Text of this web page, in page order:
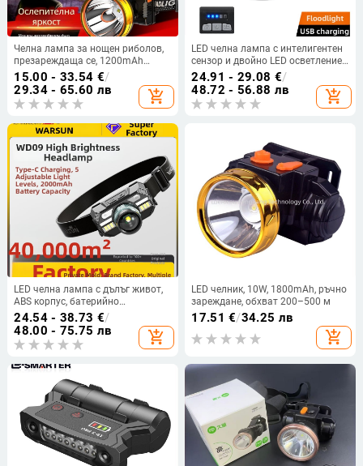
Челна лампа за нощен риболов,
презареждаща се, 1200mAh
батерия, LED мощност 10W,
алуминиев корпус, обхват 200–
500 m
15.00 - 33.54 €/
29.34 - 65.60 лв
add_shopping_cart
LED челна лампа с интелигентен
сензор и двойно LED осветление,
10W, 1200mAh, USB зареждане,
обхват 100-200 м
24.91 - 29.08 €/
48.72 - 56.88 лв
add_shopping_cart
LED челна лампа с дълъг живот,
ABS корпус, батерийно
захранване, обхват ≥ 500 м
24.54 - 38.73 €/
48.00 - 75.75 лв
add_shopping_cart
LED челник, 10W, 1800mAh, ръчно
зареждане, обхват 200–500 м
17.51 €/34.25 лв
add_shopping_cart